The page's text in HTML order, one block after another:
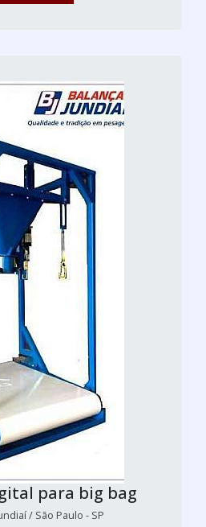
para big bag
/ São Paulo - SP